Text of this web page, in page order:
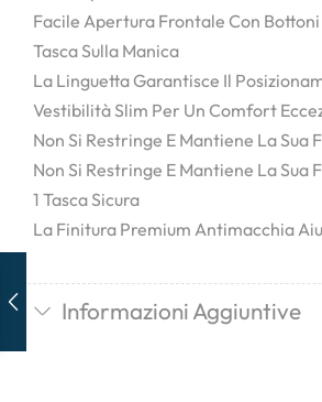
Facile Apertura Frontale Con Bottoni
Tasca Sulla Manica
La Linguetta Garantisce Il
Vestibilità Slim Per Un Comfort
Non Si Restringe E Mantiene La
Non Si Restringe E Mantiene La
1 Tasca Sicura
La Finitura Premium Antimacchia
Informazioni Aggiuntive